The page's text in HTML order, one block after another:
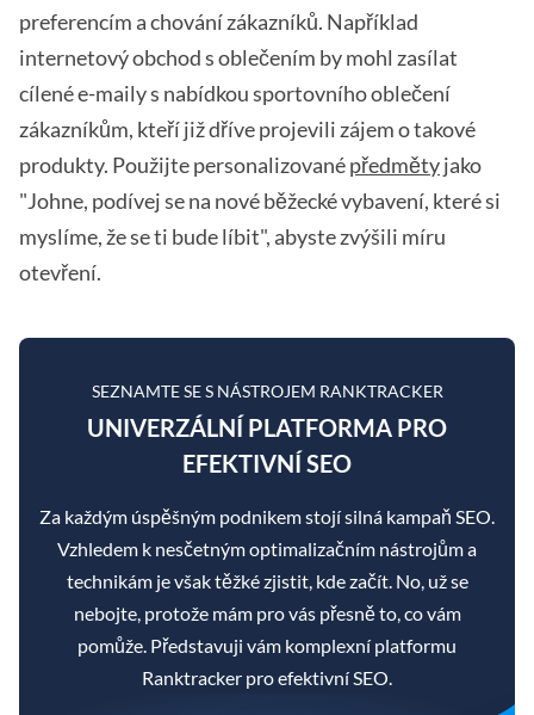
preferencím a chování zákazníků. Například
internetový obchod s oblečením by mohl zasílat
cílené e-maily s nabídkou sportovního oblečení
zákazníkům, kteří již dříve projevili zájem o takové
produkty. Použijte personalizovanépředmětyjako
"Johne, podívej se na nové běžecké vybavení, které si
myslíme, že se ti bude líbit", abyste zvýšili míru
otevření.
SEZNAMTE SE S NÁSTROJEM RANKTRACKER
UNIVERZÁLNÍ PLATFORMA PRO
EFEKTIVNÍ SEO
Za každým úspěšným podnikem stojí silná kampaň SEO.
Vzhledem k nesčetným optimalizačním nástrojům a
technikám je však těžké zjistit, kde začít. No, už se
nebojte, protože mám pro vás přesně to, co vám
pomůže. Představuji vám komplexní platformu
Ranktracker pro efektivní SEO.